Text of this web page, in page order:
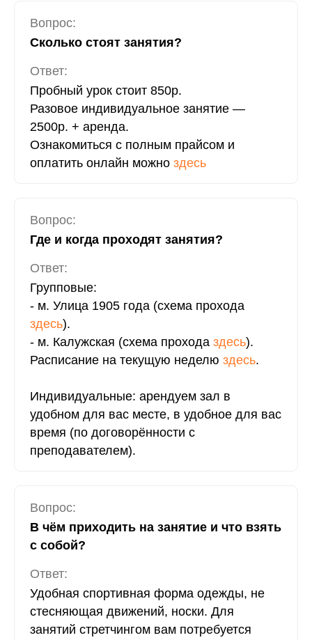
Вопрос:
Сколько стоят занятия?
Ответ:
Пробный урок стоит 850р.
Разовое индивидуальное занятие —
2500р. + аренда.
Ознакомиться с полным прайсом и
оплатить онлайн можно здесь
Вопрос:
Где и когда проходят занятия?
Ответ:
Групповые:
- м. Улица 1905 года (схема прохода
здесь).
- м. Калужская (схема прохода здесь).
Расписание на текущую неделю здесь.
Индивидуальные: арендуем зал в
удобном для вас месте, в удобное для вас
время (по договорённости с
преподавателем).
Вопрос:
В чём приходить на занятие и что взять
с собой?
Ответ:
Удобная спортивная форма одежды, не
стесняющая движений, носки. Для
занятий стретчингом вам потребуется